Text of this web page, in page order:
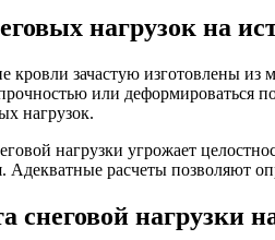
нагрузок на
кровли зачастую изготовлены
или деформироваться
нагрузок.
нагрузки угрожает
Адекватные расчеты позволяют
снеговой нагрузки